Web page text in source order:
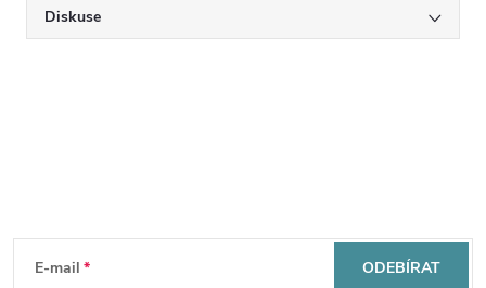
Diskuse
Z
E-mail ODEBÍRAT